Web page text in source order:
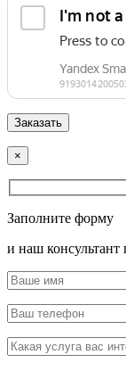
×
Заполните форму
и наш консультант